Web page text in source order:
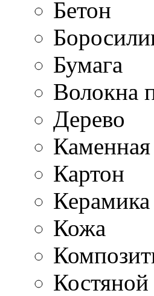
Бетон
Бумага
Волокна
Дерево
Картон
Керамика
Кожа